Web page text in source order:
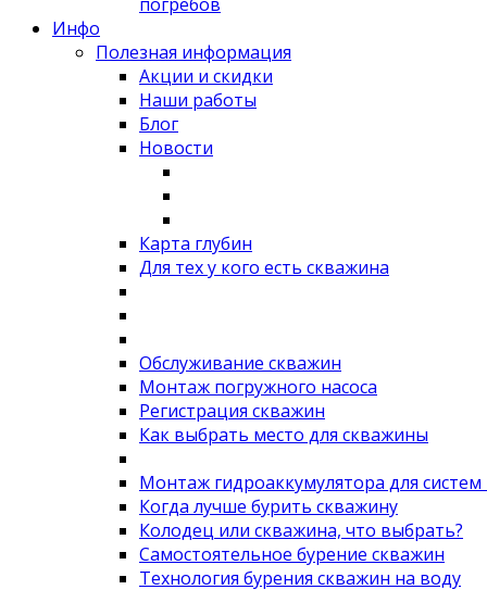
Инфо
Полезная информация
Акции и скидки
Наши работы
Блог
Новости
Карта глубин
Для тех у кого есть скважина
Обслуживание скважин
Монтаж погружного насоса
Регистрация скважин
Как выбрать место для скважины
Монтаж гидроаккумулятора для
Когда лучше бурить скважину
Колодец или скважина, что выбрать?
Самостоятельное бурение скважин
Технология бурения скважин на воду